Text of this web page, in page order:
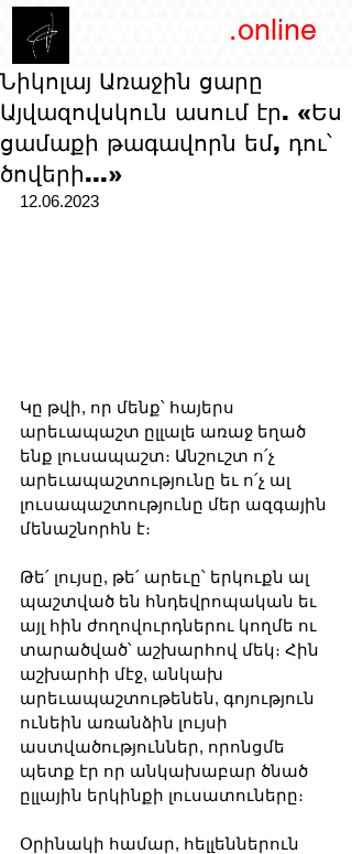
.online
Նիկոլայ Առաջին ցարը
Այվազովսկուն ասում էր. «Ես
ցամաքի թագավորն եմ, դու՝
ծովերի...»
12.06.2023
Կը թվի, որ մենք՝ հայերս
արեւապաշտ ըլլալե առաջ եղած
ենք լուսապաշտ։ Անշուշտ ո՛չ
արեւապաշտությունը եւ ո՛չ ալ
լուսապաշտությունը մեր ազգային
մենաշնորհն է։
Թե՛ լույսը, թե՛ արեւը՝ երկուքն ալ
պաշտված են հնդեվրոպական եւ
այլ հին ժողովուրդներու կողմե ու
տարածված՝ աշխարհով մեկ։ Հին
աշխարհի մէջ, անկախ
արեւապաշտութենեն, գոյություն
ունեին առանձին լույսի
աստվածություններ, որոնցմե
պետք էր որ անկախաբար ծնած
ըլլային երկինքի լուսատուները։
Օրինակի համար, հելլեններուն